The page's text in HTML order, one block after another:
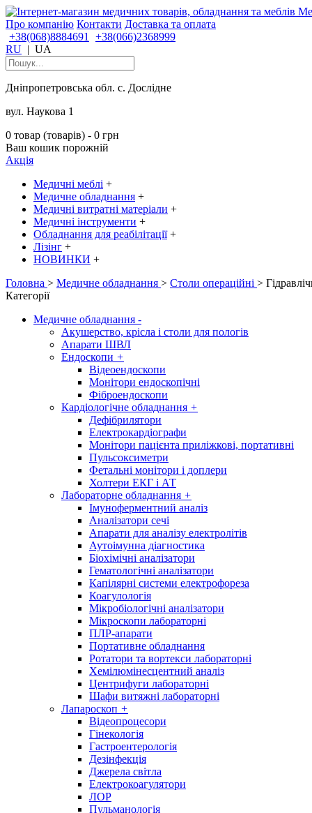
Про компанію Контакти Доставка та оплата
+38(068)8884691
+38(066)2368999
RU | UA
Дніпропетровська обл. с. Дослідне
вул. Наукова 1
0 товар (товарів) - 0 грн
Ваш кошик порожній
Акція
Медичні меблі +
Медичне обладнання +
Медичні витратні матеріали +
Медичні інструменти +
Обладнання для реабілітації +
Лізінг +
НОВИНКИ +
Головна > Медичне обладнання > Столи операційні >
Категорії
Медичне обладнання -
Акушерство, крісла і столи для пологів
Апарати ШВЛ
Ендоскопи +
Відеоендоскопи
Монітори ендоскопічні
Фіброендоскопи
Кардіологічне обладнання +
Дефібрилятори
Електрокардіографи
Монітори пацієнта приліжкові, портативні
Пульсоксиметри
Фетальні монітори і доплери
Холтери ЕКГ і АТ
Лабораторне обладнання +
Імуноферментний аналіз
Аналізатори сечі
Апарати для аналізу електролітів
Аутоімунна діагностика
Біохімічні аналізатори
Гематологічні аналізатори
Капілярні системи електрофореза
Коагулологія
Мікробіологічні аналізатори
Мікроскопи лабораторні
ПЛР-апарати
Портативне обладнання
Ротатори та вортекси лабораторні
Хемілюмінесцентний аналіз
Центрифуги лабораторні
Шафи витяжні лабораторні
Лапароскоп +
Відеопроцесори
Гінекологія
Гастроентерологія
Дезінфекція
Джерела світла
Електрокоагулятори
ЛОР
Пульманологія